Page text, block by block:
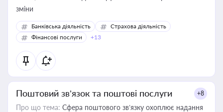
зміни
Банківська діяльність
Страхова діяльність
Фінансові послуги
+13
Поштовий зв’язок та поштові послуги +8
Про що тема: Сфера поштового зв’язку охоплює надання